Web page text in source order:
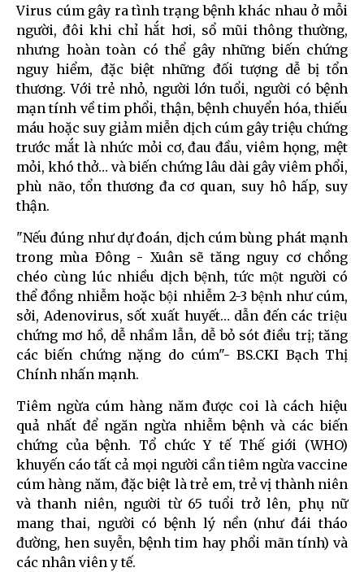
Virus cúm gây ra tình trạng bệnh khác nhau ở mỗi
người, đôi khi chỉ hắt hơi, sổ mũi thông thường,
nhưng hoàn toàn có thể gây những biến chứng
nguy hiểm, đặc biệt những đối tượng dễ bị tổn
thương. Với trẻ nhỏ, người lớn tuổi, người có bệnh
mạn tính về tim phổi, thận, bệnh chuyển hóa, thiếu
máu hoặc suy giảm miễn dịch cúm gây triệu chứng
trước mắt là nhức mỏi cơ, đau đầu, viêm họng, mệt
mỏi, khó thở… và biến chứng lâu dài gây viêm phổi,
phù não, tổn thương đa cơ quan, suy hô hấp, suy
thận.
"Nếu đúng như dự đoán, dịch cúm bùng phát mạnh
trong mùa Đông - Xuân sẽ tăng nguy cơ chồng
chéo cùng lúc nhiều dịch bệnh, tức một người có
thể đồng nhiễm hoặc bội nhiễm 2-3 bệnh như cúm,
sởi, Adenovirus, sốt xuất huyết… dẫn đến các triệu
chứng mơ hồ, dễ nhầm lẫn, dễ bỏ sót điều trị; tăng
các biến chứng nặng do cúm"- BS.CKI Bạch Thị
Chính nhấn mạnh.
Tiêm ngừa cúm hàng năm được coi là cách hiệu
quả nhất để ngăn ngừa nhiễm bệnh và các biến
chứng của bệnh. Tổ chức Y tế Thế giới (WHO)
khuyến cáo tất cả mọi người cần tiêm ngừa vaccine
cúm hàng năm, đặc biệt là trẻ em, trẻ vị thành niên
và thanh niên, người từ 65 tuổi trở lên, phụ nữ
mang thai, người có bệnh lý nền (như đái tháo
đường, hen suyễn, bệnh tim hay phổi mãn tính) và
các nhân viên y tế.